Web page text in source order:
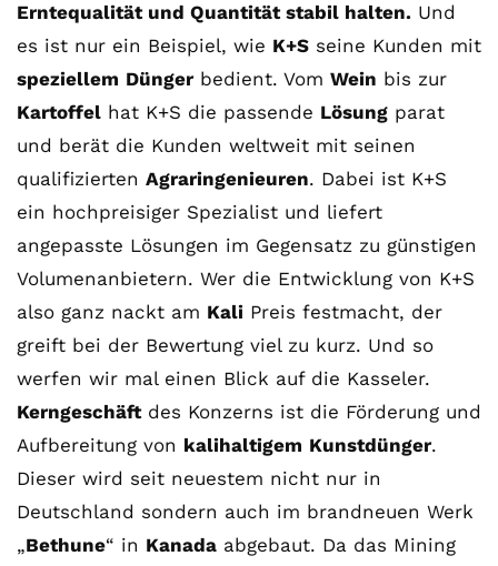
Erntequalität und Quantität stabil halten. Und
es ist nur ein Beispiel, wie K+S seine Kunden mit
speziellem Dünger bedient. Vom Wein bis zur
Kartoffel hat K+S die passende Lösung parat
und berät die Kunden weltweit mit seinen
qualifizierten Agraringenieuren. Dabei ist K+S
ein hochpreisiger Spezialist und liefert
angepasste Lösungen im Gegensatz zu günstigen
Volumenanbietern. Wer die Entwicklung von K+S
also ganz nackt am Kali Preis festmacht, der
greift bei der Bewertung viel zu kurz. Und so
werfen wir mal einen Blick auf die Kasseler.
Kerngeschäftdes Konzerns ist die Förderung und
Aufbereitung von kalihaltigem Kunstdünger.
Dieser wird seit neuestem nicht nur in
Deutschland sondern auch im brandneuen Werk
„Bethune“ in Kanada abgebaut. Da das Mining